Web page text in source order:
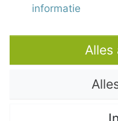
Copyright © 2021 – Domaine
informatie
Alles